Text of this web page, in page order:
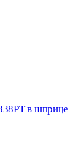
в шприце